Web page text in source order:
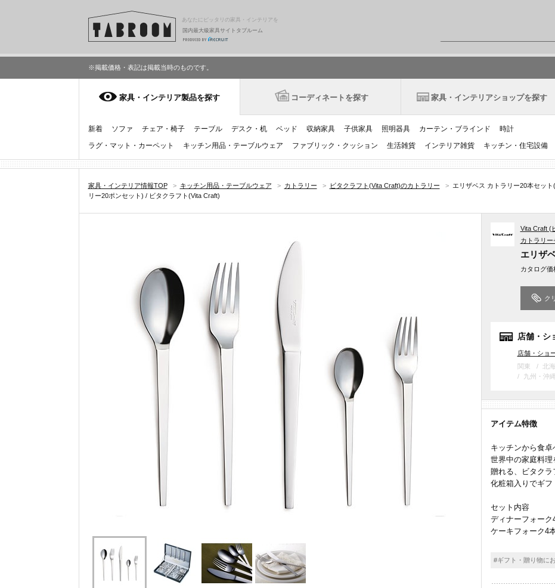
あなたにピッタリの家具・インテリアを
国内最大級家具サイトタブルーム
※掲載価格・表記は掲載当時のものです。
家具・インテリア製品を探す コーディネートを探す 家具・インテリアショップを探す
新着 ソファ チェア・椅子 テーブル デスク・机 ベッド 収納家具 子供家具 照明器具 カーテン・ブラインド
時計
ラグ・マット・カーペット
キッチン用品・テーブルウェア ファブリック・クッション 生活雑貨 インテリア雑貨 キッチン・住宅設備
家具・インテリア情報TOP > キッチン用品・テーブルウェア > カトラリー > ビタクラフト(Vita Craft)のカトラリー >
エリザベス カトラリー20本セッ
リー20ポンセット) / ビタクラフト(Vita Craft)
Vita Craft (
カトラリー
エリザ
カタログ価
ク
店舗・シ
店舗・ショ
関東
北
九州・沖縄
アイテム特徴
キッチンから食卓
世界中の家庭料理
贈れる、ビタクラ
化粧箱入りでギフ
セット内容
ディナーフォー
ケーキフォーク4
#ギフト・贈り物に